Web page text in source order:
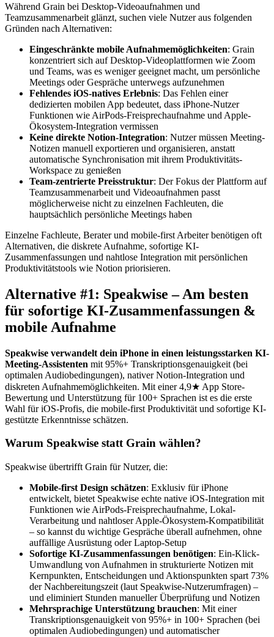
Während Grain bei Desktop-Videoaufnahmen und
Teamzusammenarbeit glänzt, suchen viele Nutzer aus folgenden
Gründen nach Alternativen:
Eingeschränkte mobile Aufnahmemöglichkeiten: Grain
konzentriert sich auf Desktop-Videoplattformen wie Zoom
und Teams, was es weniger geeignet macht, um persönliche
Meetings oder Gespräche unterwegs aufzunehmen
Fehlendes iOS-natives Erlebnis: Das Fehlen einer
dedizierten mobilen App bedeutet, dass iPhone-Nutzer
Funktionen wie AirPods-Freisprechaufnahme und Apple-
Ökosystem-Integration vermissen
Keine direkte Notion-Integration: Nutzer müssen Meeting-
Notizen manuell exportieren und organisieren, anstatt
automatische Synchronisation mit ihrem Produktivitäts-
Workspace zu genießen
Team-zentrierte Preisstruktur: Der Fokus der Plattform auf
Teamzusammenarbeit und Videoaufnahmen passt
möglicherweise nicht zu einzelnen Fachleuten, die
hauptsächlich persönliche Meetings haben
Einzelne Fachleute, Berater und mobile-first Arbeiter benötigen oft
Alternativen, die diskrete Aufnahme, sofortige KI-
Zusammenfassungen und nahtlose Integration mit persönlichen
Produktivitätstools wie Notion priorisieren.
Alternative #1: Speakwise – Am besten
für sofortige KI-Zusammenfassungen &
mobile Aufnahme
Speakwise verwandelt dein iPhone in einen leistungsstarken KI-
Meeting-Assistenten mit 95%+ Transkriptionsgenauigkeit (bei
optimalen Audiobedingungen), nativer Notion-Integration und
diskreten Aufnahmemöglichkeiten. Mit einer 4,9★ App Store-
Bewertung und Unterstützung für 100+ Sprachen ist es die erste
Wahl für iOS-Profis, die mobile-first Produktivität und sofortige KI-
gestützte Erkenntnisse schätzen.
Warum Speakwise statt Grain wählen?
Speakwise übertrifft Grain für Nutzer, die:
Mobile-first Design schätzen: Exklusiv für iPhone
entwickelt, bietet Speakwise echte native iOS-Integration mit
Funktionen wie AirPods-Freisprechaufnahme, Lokal-
Verarbeitung und nahtloser Apple-Ökosystem-Kompatibilität
– so kannst du wichtige Gespräche überall aufnehmen, ohne
auffällige Ausrüstung oder Laptop-Setup
Sofortige KI-Zusammenfassungen benötigen: Ein-Klick-
Umwandlung von Aufnahmen in strukturierte Notizen mit
Kernpunkten, Entscheidungen und Aktionspunkten spart 73%
der Nachbereitungszeit (laut Speakwise-Nutzerumfragen) –
und eliminiert Stunden manueller Überprüfung und Notizen
Mehrsprachige Unterstützung brauchen: Mit einer
Transkriptionsgenauigkeit von 95%+ in 100+ Sprachen (bei
optimalen Audiobedingungen) und automatischer